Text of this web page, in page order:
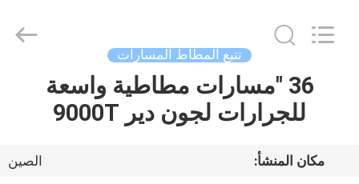
الصفحة
الرئيسية
منتجات
تتبع المطاط المسارات
36 "مسارات مطاطية واسعة
للجرارات لجون دير 9000T
مكان المنشأ:
الصين